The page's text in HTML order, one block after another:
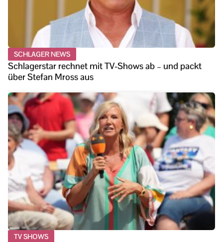
SCHLAGER NEWS
Schlagerstar rechnet mit TV-Shows ab – und packt
über Stefan Mross aus
TV SHOWS